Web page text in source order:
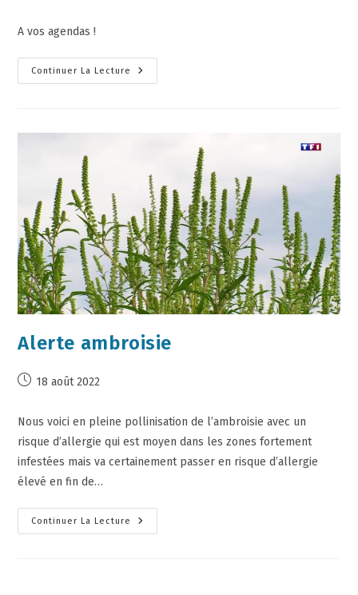
A vos agendas !
Continuer La Lecture
Alerte ambroisie
18 août 2022
Nous voici en pleine pollinisation de l’ambroisie avec un
risque d’allergie qui est moyen dans les zones fortement
infestées mais va certainement passer en risque d’allergie
élevé en fin de…
Continuer La Lecture